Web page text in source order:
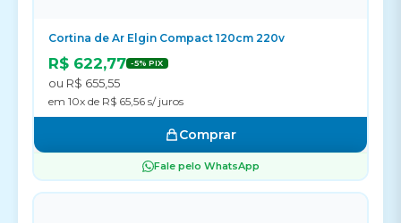
Cortina de Ar Elgin Compact 120cm 220v
R$ 622,77 -5% PIX
ou R$ 655,55
em 10x de R$ 65,56 s/ juros
Comprar
Fale pelo WhatsApp